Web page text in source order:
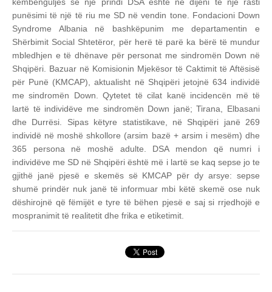
punësimi të një të riu me SD në vendin tone. Fondacioni Down
Syndrome Albania në bashkëpunim me departamentin e
Shërbimit Social Shtetëror, për herë të parë ka bërë të mundur
mbledhjen e të dhënave për personat me sindromën Down në
Shqipëri. Bazuar në Komisionin Mjekësor të Caktimit të Aftësisë
për Punë (KMCAP), aktualisht në Shqipëri jetojnë 634 individë
me sindromën Down. Qytetet të cilat kanë incidencën më të
lartë të individëve me sindromën Down janë; Tirana, Elbasani
dhe Durrësi. Sipas këtyre statistikave, në Shqipëri janë 269
individë në moshë shkollore (arsim bazë + arsim i mesëm) dhe
365 persona në moshë adulte. DSA mendon që numri i
individëve me SD në Shqipëri është më i lartë se kaq sepse jo te
gjithë janë pjesë e skemës së KMCAP për dy arsye: sepse
shumë prindër nuk janë të informuar mbi këtë skemë ose nuk
dëshirojnë që fëmijët e tyre të bëhen pjesë e saj si rrjedhojë e
mospranimit të realitetit dhe frika e etiketimit.